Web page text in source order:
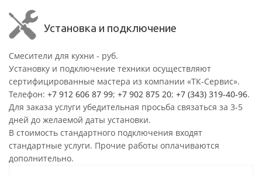
Установка и подключение
Смесители для кухни - руб.
Установку и подключение техники осуществляют
сертифицированные мастера из компании «ТК-Сервис».
Телефон: +7 912 606 87 99; +7 902 875 20; +7 (343) 319-40-96.
Для заказа услуги убедительная просьба связаться за 3-5
дней до желаемой даты установки.
В стоимость стандартного подключения входят
стандартные услуги. Прочие работы оплачиваются
дополнительно.